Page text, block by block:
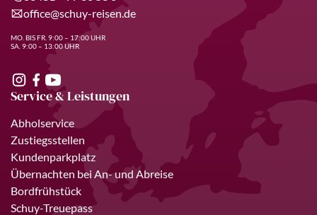
office@schuy-reisen.de
MO. BIS FR. 9:00 – 17:00 UHR
SA. 9:00 – 13:00 UHR
Service & Leistungen
Abholservice
Zustiegsstellen
Kundenparkplatz
Übernachten bei An- und Abreise
Bordfrühstück
Schuy-Treuepass